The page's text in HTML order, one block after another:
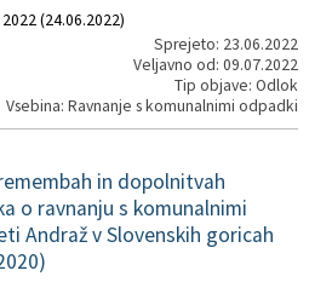
(24.06.2022)
Sprejeto: 23.06.2022
Veljavno od: 09.07.2022
Tip objave: Odlok
Vsebina: Ravnanje s komunalnimi odpadki
in dopolnitvah
o ravnanju s komunalnimi
Andraž v Slovenskih goricah